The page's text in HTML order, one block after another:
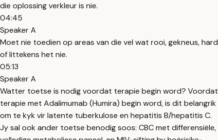
die oplossing verkleur is nie.
04:45
Speaker A
Moet nie toedien op areas van die vel wat rooi, gekneus, hard
of littekens het nie.
05:13
Speaker A
Watter toetse is nodig voordat terapie begin word? Voordat
terapie met Adalimumab (Humira) begin word, is dit belangrik
om te kyk vir latente tuberkulose en hepatitis B/hepatitis C.
Jy sal ook ander toetse benodig soos: CBC met differensiële,